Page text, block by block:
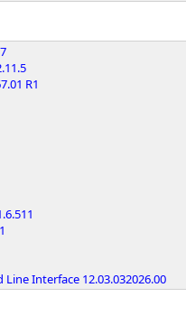
R1
Interface 12.03.032026.00